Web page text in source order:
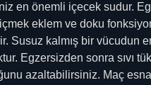
en önemli içecek sudur.
eklem ve doku
Susuz kalmış bir vücudun
Egzersizden sonra sıvı
azaltabilirsiniz. Maç